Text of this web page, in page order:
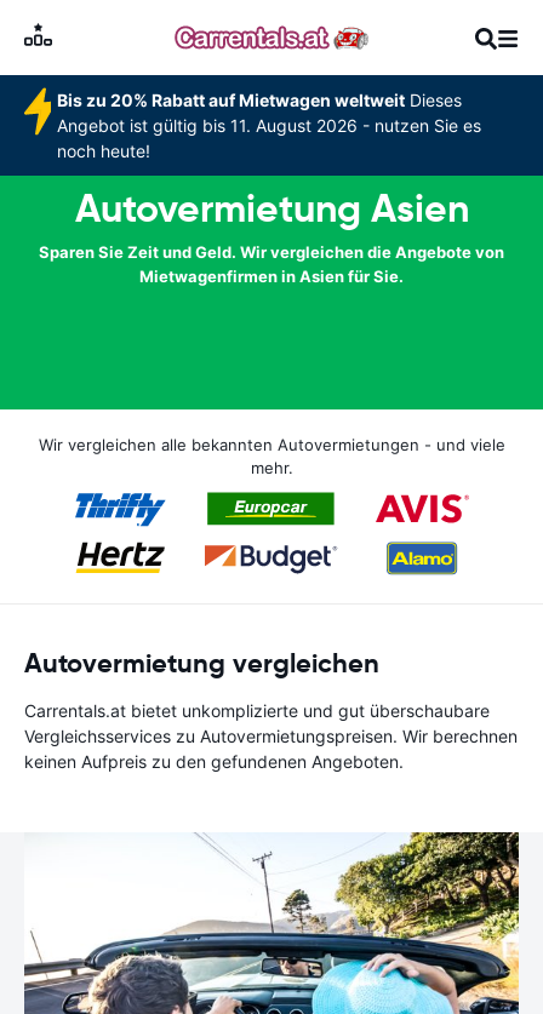
Bis zu 20% Rabatt auf Mietwagen weltweitDieses
Angebot ist gültig bis 11. August 2026 - nutzen Sie es
noch heute!
Autovermietung Asien
Sparen Sie Zeit und Geld. Wir vergleichen die Angebote von
Mietwagenfirmen in Asien für Sie.
Wir vergleichen alle bekannten Autovermietungen - und viele
mehr.
Autovermietung vergleichen
Carrentals.at bietet unkomplizierte und gut überschaubare
Vergleichsservices zu Autovermietungspreisen. Wir berechnen
keinen Aufpreis zu den gefundenen Angeboten.